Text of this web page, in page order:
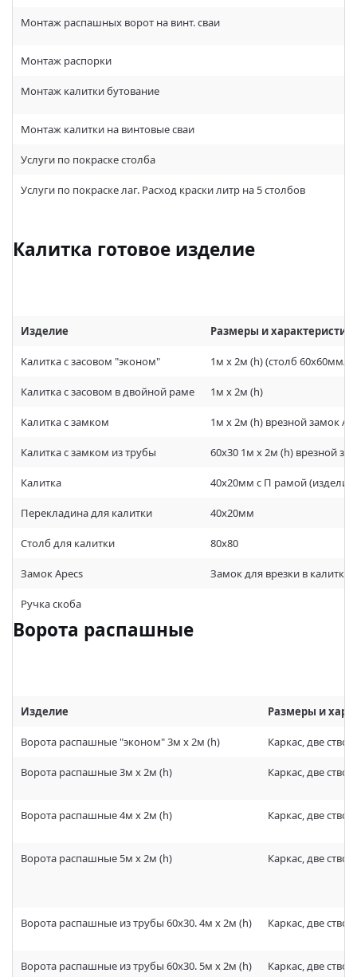
Монтаж распашных ворот на винт. сваи
Монтаж распорки
Монтаж калитки бутование
Монтаж калитки на винтовые сваи
Услуги по покраске столба
Услуги по покраске лаг. Расход краски литр на 5 столбов
Калитка готовое изделие
Изделие Размеры и
Калитка с засовом "эконом" 1м х 2м (h) (столб 60х60мм/
Калитка с засовом в двойной раме 1м х 2м (h)
Калитка с замком 1м х 2м (h) врезной замок
Калитка с замком из трубы 60х30 1м х 2м (h) врезной
Калитка 40х20мм с П рамой
Перекладина для калитки 40х20мм
Столб для калитки 80х80
Замок Apecs Замок для врезки в калитку
Ручка скоба
Ворота распашные
Изделие Размеры и
Ворота распашные "эконом" 3м х 2м (h) Каркас, две
Ворота распашные 3м х 2м (h) Каркас, две
Ворота распашные 4м х 2м (h) Каркас, две
Ворота распашные 5м х 2м (h) Каркас, две
Ворота распашные из трубы 60х30. 4м х 2м (h) Каркас, две
Ворота распашные из трубы 60х30. 5м х 2м (h) Каркас, две